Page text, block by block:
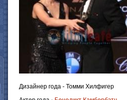
Дизайнер года - Томми Хилфигер